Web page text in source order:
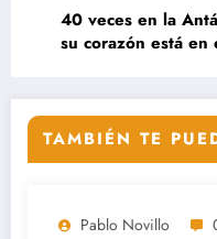
40 veces en la
su corazón está en
TAMBIÉN TE
Pablo Novillo